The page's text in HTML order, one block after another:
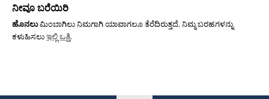
ನೀವೂ ಬರೆಯಿರಿ
ಹೊನಲುಮಿಂಬಾಗಿಲು ನಿಮಗಾಗಿ ಯಾವಾಗಲೂ ತೆರೆದಿರುತ್ತದೆ. ನಿಮ್ಮ ಬರಹಗಳನ್ನು
ಕಳುಹಿಸಲುಇಲ್ಲಿ ಒತ್ತಿ.